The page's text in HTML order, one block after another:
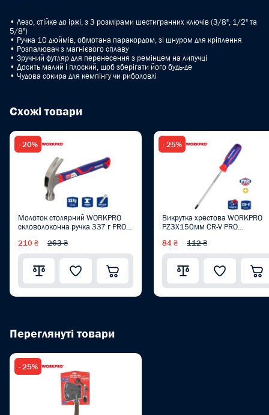
• Лезо, стійке до іржі, з 3 розмірами шестигранних ключів (3/8", 1/2" та
5/8")
• Ручка 10 дюймів, обмотана паракордом, зі шнуром для кріплення
• Розпалювач з магнієвого сплаву
• Зручний футляр для перенесення з ремінцем на липучці
• Досить малий і плоский, щоб зберігати його будь-де
• Чудова сокира для кемпінгу чи риболовлі
Схожі товари
- 20%
Молоток столярний WORKPRO
скловолоконна ручка 337 г PRO
210 ₴ 263 ₴
- 25%
Викрутка хрестова WORKPRO
PZ3X150мм CR-V PRO
84 ₴ 112 ₴
Переглянуті товари
- 25%